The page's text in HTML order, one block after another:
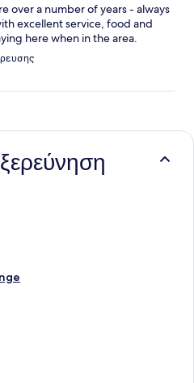
over a number of years - always
excellent service, food and
here when in the area.